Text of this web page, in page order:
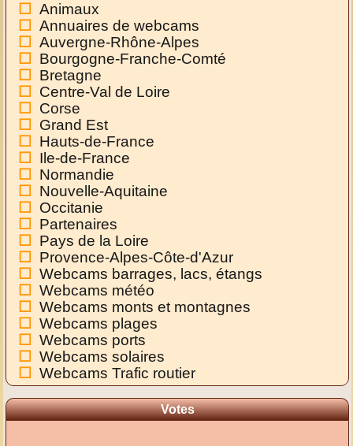
Animaux
Annuaires de webcams
Auvergne-Rhône-Alpes
Bourgogne-Franche-Comté
Bretagne
Centre-Val de Loire
Corse
Grand Est
Hauts-de-France
Ile-de-France
Normandie
Nouvelle-Aquitaine
Occitanie
Partenaires
Pays de la Loire
Provence-Alpes-Côte-d'Azur
Webcams barrages, lacs, étangs
Webcams météo
Webcams monts et montagnes
Webcams plages
Webcams ports
Webcams solaires
Webcams Trafic routier
Votes